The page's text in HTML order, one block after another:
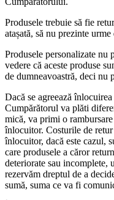
Produsele trebuie să fie
atașată, să nu prezinte
Produsele personalizate nu
vedere că aceste produse
de dumneavoastră, deci nu
Dacă se agreează
Cumpărătorul va plăti
mică, va primi o
înlocuitor. Costurile de
înlocuitor, dacă este cazul,
care produsele a căror
deteriorate sau incomplete,
rezervăm dreptul de a
sumă, suma ce va fi